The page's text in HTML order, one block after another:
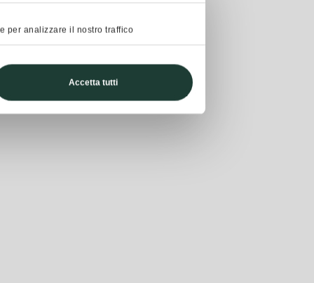
per analizzare il nostro traffico
Accetta tutti